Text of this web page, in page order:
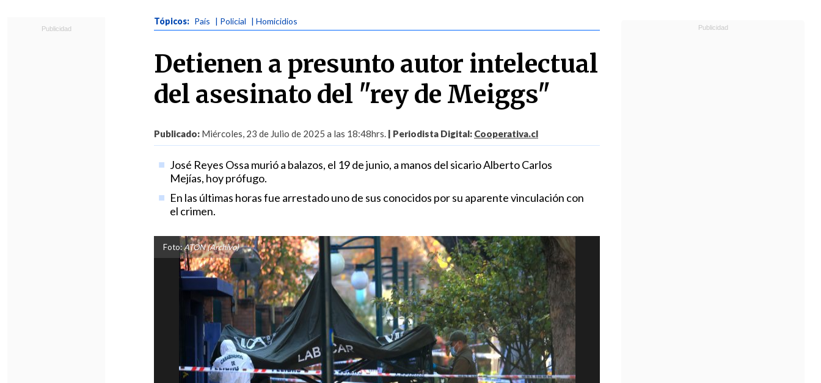
Tópicos: País | Policial | Homicidios
Detienen a presunto autor intelectual
del asesinato del "rey de Meiggs"
Publicado: Miércoles, 23 de Julio de 2025 a las 18:48hrs. | Periodista Digital: Cooperativa.cl
José Reyes Ossa murió a balazos, el 19 de junio, a manos del sicario Alberto Carlos
Mejías, hoy prófugo.
En las últimas horas fue arrestado uno de sus conocidos por su aparente vinculación con
el crimen.
Foto:ATON (Archivo)